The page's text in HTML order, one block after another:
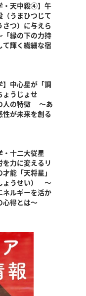
・天中殺④】午
（うまひつじて
さつ）に与えら
縁の下の力持
て輝く繊細な宿
】中心星が「調
ょうじょせ
人の特徴 ～あ
性が未来を創る
・十二大従星
力に変えるリ
能「天将星」
ょうせい） ～
ネルギーを活か
心得とは～